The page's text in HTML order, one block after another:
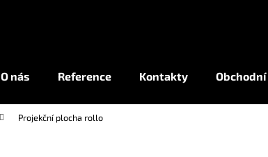
O nás Reference Kontakty
Projekční plocha rollo
Co potřebujete najít?